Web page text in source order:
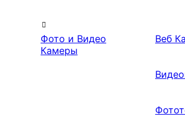
Фото и Видео
Камеры
Веб